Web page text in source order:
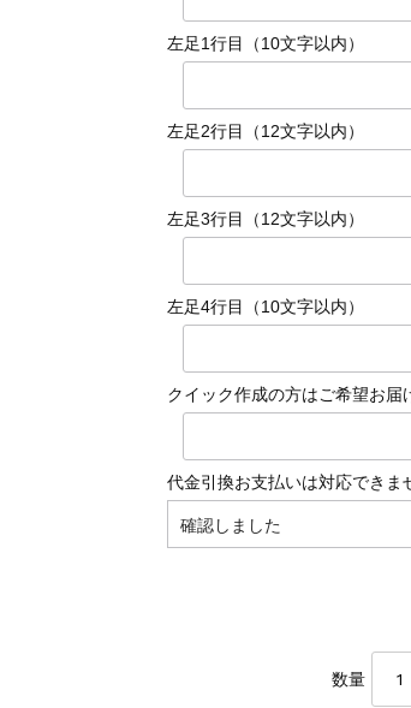
左足1行目（10文字以内）
左足2行目（12文字以内）
左足3行目（12文字以内）
左足4行目（10文字以内）
クイック作成の方はご希望お届
代金引換お支払いは対応できま
数量